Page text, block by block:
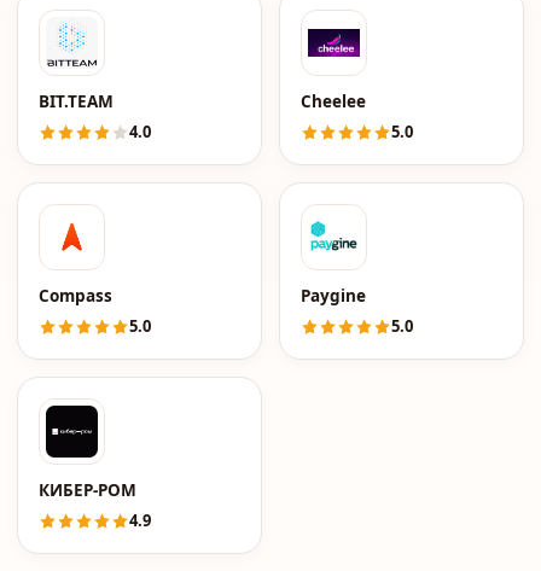
BIT.TEAM
4.0
Cheelee
5.0
Compass
5.0
Paygine
5.0
КИБЕР-РОМ
4.9